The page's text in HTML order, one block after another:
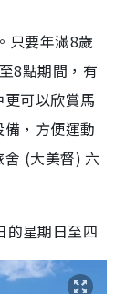
只要年滿8歲
8點期間，有
可以欣賞馬
，方便運動
(大美督) 六
的星期日至四